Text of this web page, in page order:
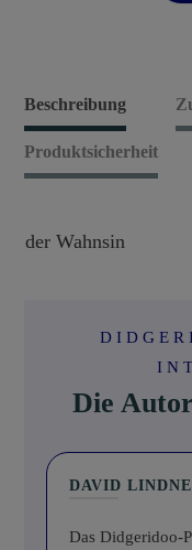
Menge
Beschreibung
Produktsicherheit
der Wahnsin
Die
DAVID
Das Didgeridoo-